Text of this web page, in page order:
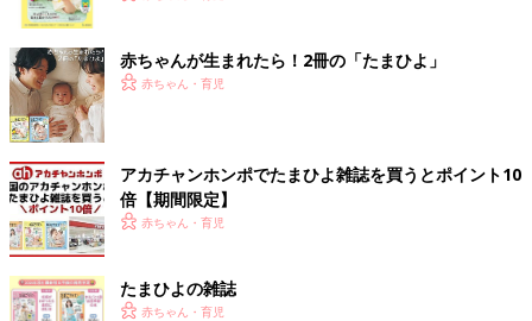
赤ちゃんが生まれたら！2冊の「たまひよ」
赤ちゃん・育児
アカチャンホンポでたまひよ雑誌を買うとポイント10
倍【期間限定】
赤ちゃん・育児
たまひよの雑誌
赤ちゃん・育児